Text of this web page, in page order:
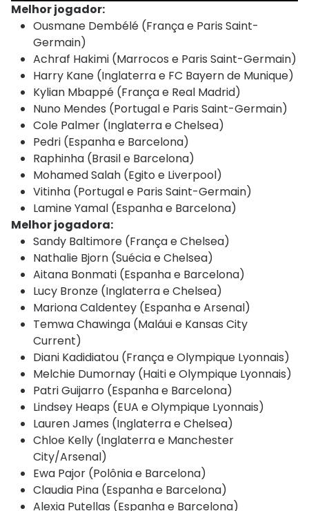
Melhor jogador:
Ousmane Dembélé (França e Paris Saint-
Germain)
Achraf Hakimi (Marrocos e Paris Saint-Germain)
Harry Kane (Inglaterra e FC Bayern de Munique)
Kylian Mbappé (França e Real Madrid)
Nuno Mendes (Portugal e Paris Saint-Germain)
Cole Palmer (Inglaterra e Chelsea)
Pedri (Espanha e Barcelona)
Raphinha (Brasil e Barcelona)
Mohamed Salah (Egito e Liverpool)
Vitinha (Portugal e Paris Saint-Germain)
Lamine Yamal (Espanha e Barcelona)
Melhor jogadora:
Sandy Baltimore (França e Chelsea)
Nathalie Bjorn (Suécia e Chelsea)
Aitana Bonmati (Espanha e Barcelona)
Lucy Bronze (Inglaterra e Chelsea)
Mariona Caldentey (Espanha e Arsenal)
Temwa Chawinga (Maláui e Kansas City
Current)
Diani Kadidiatou (França e Olympique Lyonnais)
Melchie Dumornay (Haiti e Olympique Lyonnais)
Patri Guijarro (Espanha e Barcelona)
Lindsey Heaps (EUA e Olympique Lyonnais)
Lauren James (Inglaterra e Chelsea)
Chloe Kelly (Inglaterra e Manchester
City/Arsenal)
Ewa Pajor (Polônia e Barcelona)
Claudia Pina (Espanha e Barcelona)
Alexia Putellas (Espanha e Barcelona)